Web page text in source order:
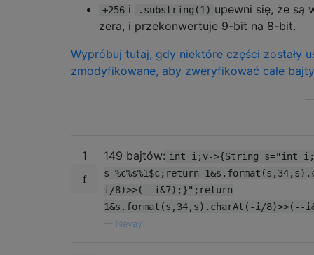
+256 i .substring(1) upewni się, że są
zera, i przekonwertuje 9-bit na 8-bit.
Wypróbuj tutaj, gdy niektóre części zostały
zmodyfikowane, aby zweryfikować całe
1 149 bajtów: int i;v->{String s="int
s=%c%s%1$c;return
i/8)>>(--i&7);}";return
1&s.format(s,34,s).charAt(-i/8)>>(--
Nevay